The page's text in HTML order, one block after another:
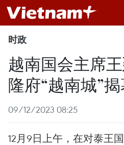
时政
越南国会主席
隆府“越南城”
09/12/2023 08:25
12月9日上午，在对泰王